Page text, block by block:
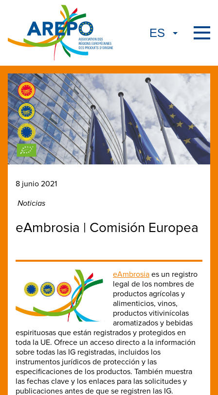
8 junio 2021
Noticias
eAmbrosia | Comisión Europea
eAmbrosia es un registro
legal de los nombres de
productos agrícolas y
alimenticios, vinos,
productos vitivinícolas
aromatizados y bebidas
espirituosas que están registrados y protegidos en
toda la UE. Ofrece un acceso directo a la información
sobre todas las IG registradas, incluidos los
instrumentos jurídicos de protección y las
especificaciones de los productos. También muestra
las fechas clave y los enlaces para las solicitudes y
publicaciones antes de que se registren las IG.